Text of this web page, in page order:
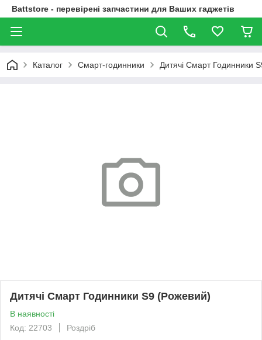
Battstore - перевірені запчастини для Ваших гаджетів
Каталог Смарт-годинники Дитячі Смарт Годинники
Дитячі Смарт Годинники S9 (Рожевий)
В наявності
Код: 22703
Роздріб